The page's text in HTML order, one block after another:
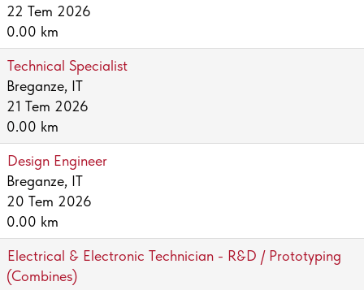
22 Tem 2026
0.00 km
Technical Specialist
Breganze, IT
21 Tem 2026
0.00 km
Design Engineer
Breganze, IT
20 Tem 2026
0.00 km
Electrical & Electronic Technician - R&D / Prototyping
(Combines)